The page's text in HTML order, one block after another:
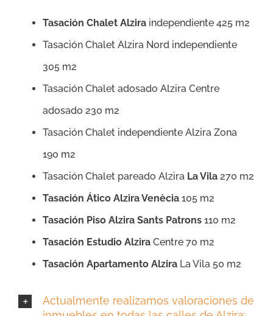
Tasación Chalet Alzira independiente 425 m2
Tasación Chalet Alzira Nord independiente
305 m2
Tasación Chalet adosado Alzira Centre
adosado 230 m2
Tasación Chalet independiente Alzira Zona
190 m2
Tasación Chalet pareado Alzira La Vila 270 m2
Tasación Ático Alzira Venècia 105 m2
Tasación Piso Alzira Sants Patrons 110 m2
Tasación Estudio Alzira Centre 70 m2
Tasación Apartamento Alzira La Vila 50 m2
Actualmente realizamos valoraciones de